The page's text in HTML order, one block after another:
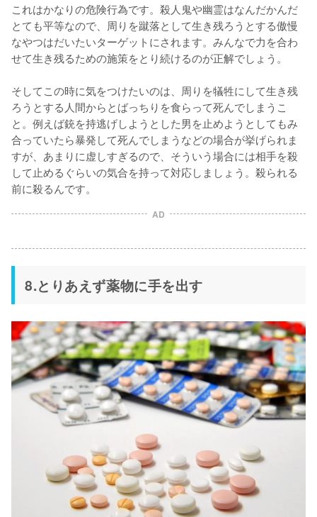
これはかなりの危険行為です。殺人鬼や幽霊はなんだかんだ
とても平等なので、周りを蹴落として生き残ろうとする傲慢
なやつはだいたいターゲットにされます。みんなで力を合わ
せて生き残るための施策をとり続けるのが正解でしょう。
そしてこの時に気をつけたいのは、周りを犠牲にして生き残
ろうとする人間からとばっちりを食らって死んでしまうこ
と。例えば銃を持逃げしようとした男を止めようとしてもみ
合っていたら暴発して死んでしまうなどの場合が挙げられま
すが、あまりに虚しすぎるので、そういう場合には相手を殺
して止めるぐらいの気合を持って対応しましょう。殺られる
前に殺るんです。
AD
8.とりあえず薬物に手を出す